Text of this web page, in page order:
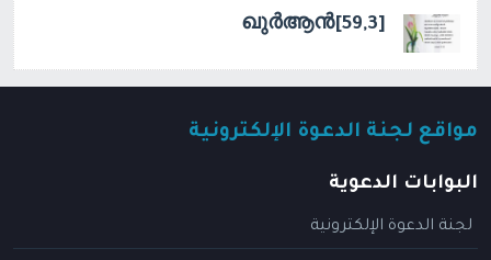
[59,3]ഖുർആൻ
مواقع لجنة الدعوة الإلكترونية
البوابات الدعوية
لجنة الدعوة الإلكترونية